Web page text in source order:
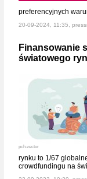
preferencyjnych
20-09-2024, 11:35,
Finansowanie
światowego
pch.vector
rynku to 1/67
crowdfundingu na